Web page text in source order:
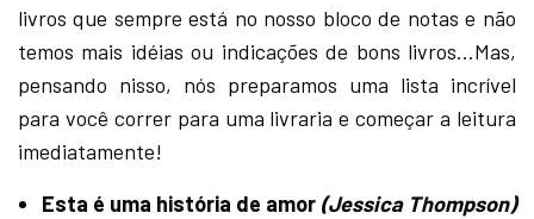
livros que sempre está no nosso bloco de notas e não
temos mais idéias ou indicações de bons livros…Mas,
pensando nisso, nós preparamos uma lista incrível
para você correr para uma livraria e começar a leitura
imediatamente!
Esta é uma história de amor (Jessica Thompson)